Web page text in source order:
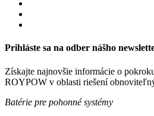
Prihláste sa na odber nášho
Získajte najnovšie informácie o
ROYPOW v oblasti riešení
Batérie pre pohonné systémy